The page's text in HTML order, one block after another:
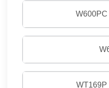
W600PC
WT169P